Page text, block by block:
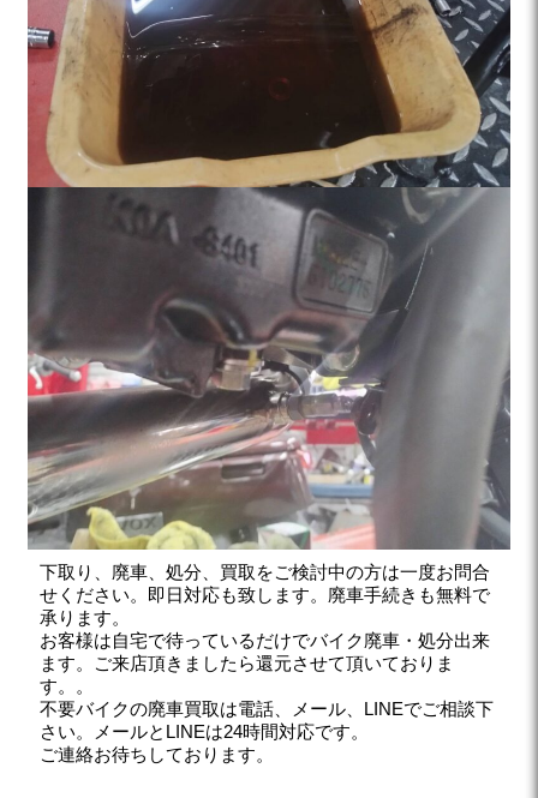
下取り、廃車、処分、買取をご検討中の方は一度お問合
せください。即日対応も致します。廃車手続きも無料で
承ります。
お客様は自宅で待っているだけでバイク廃車・処分出来
ます。ご来店頂きましたら還元させて頂いておりま
す。。
不要バイクの廃車買取は電話、メール、LINEでご相談下
さい。メールとLINEは24時間対応です。
ご連絡お待ちしております。